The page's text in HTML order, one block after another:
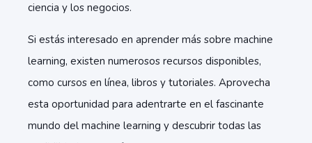
ciencia y los negocios.
Si estás interesado en aprender más sobre machine
learning, existen numerosos recursos disponibles,
como cursos en línea, libros y tutoriales. Aprovecha
esta oportunidad para adentrarte en el fascinante
mundo del machine learning y descubrir todas las